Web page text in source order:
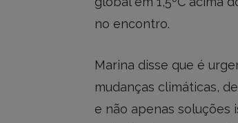
no encontro.
Marina disse que é
mudanças climáticas,
e não apenas soluções